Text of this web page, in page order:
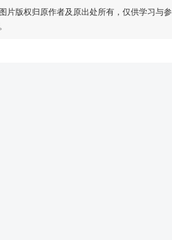
片版权归原作者及原出处所有，仅供学习与参